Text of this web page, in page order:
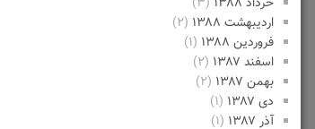
اردیبهشت ۱۳۸۸
(۲)
فروردین ۱۳۸۸
(۱)
اسفند ۱۳۸۷
(۲)
بهمن ۱۳۸۷
(۲)
دی ۱۳۸۷
(۱)
آذر ۱۳۸۷
(۱)